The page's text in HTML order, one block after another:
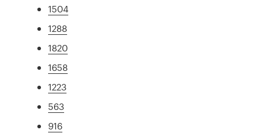
1504
1288
1820
1658
1223
563
916